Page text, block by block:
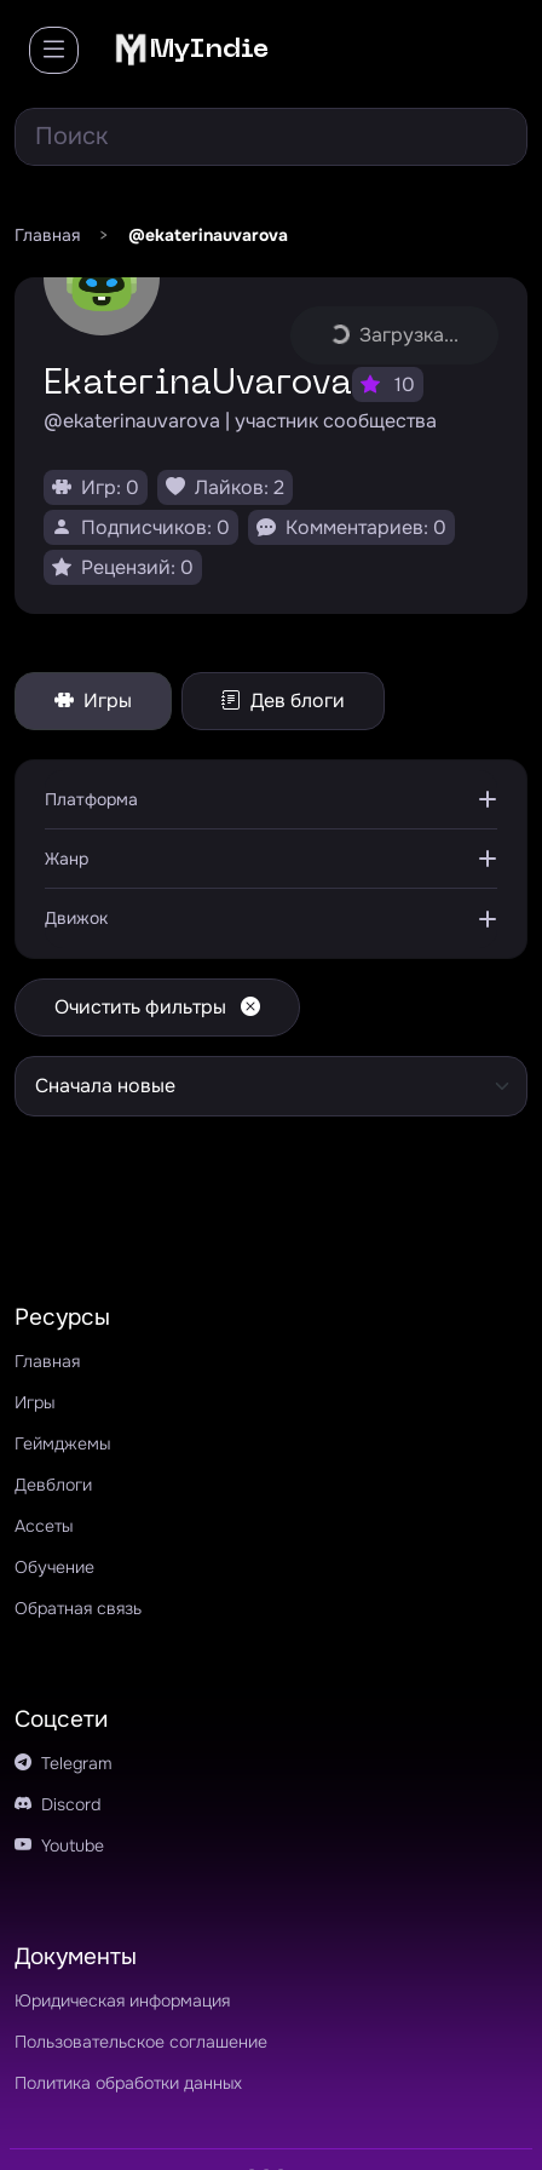
MyIndie
Главная > @ekaterinauvarova
Загрузка...
EkaterinaUvarova
10
@ekaterinauvarova | участник сообщества
Игр: 0
Лайков: 2
Подписчиков: 0
Комментариев: 0
Рецензий: 0
Игры Дев блоги
Платформа
Жанр
Движок
Очистить фильтры
Ресурсы
Главная
Игры
Геймджемы
Девблоги
Ассеты
Обучение
Обратная связь
Соцсети
Telegram
Discord
Youtube
Документы
Юридическая информация
Пользовательское соглашение
Политика обработки данных